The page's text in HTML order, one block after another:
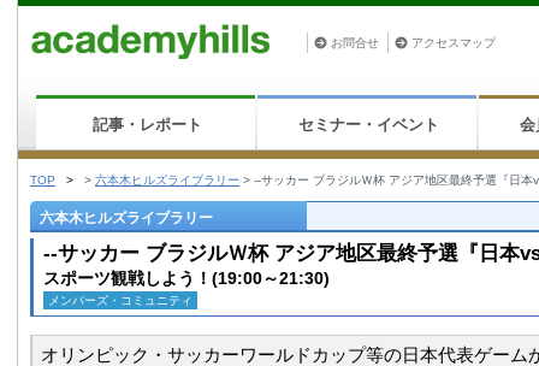
お問合せ アクセスマップ
記事・レポート セミナー・イベント 会
TOP > > 六本木ヒルズライブラリー > --サッカー ブラジルＷ杯 アジア地区最終予選『日本
六本木ヒルズライブラリー
--サッカー ブラジルＷ杯 アジア地区最終予選『日本
スポーツ観戦しよう！(19:00～21:30)
メンバーズ・コミュニティ
オリンピック・サッカーワールドカップ等の日本代表ゲーム